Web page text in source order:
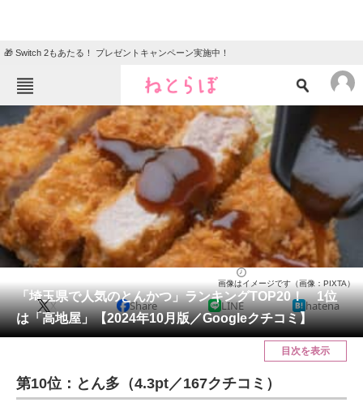
🎁 Switch 2もあたる！ プレゼントキャンペーン実施中！
ねとらぼメニュー
TOP ニュース
エンタメ クイズ
グルメ 地域
住まい 教育・育児
動物 リサーチ
会員記事
メディア
ITの今と未来を見通す
「埼玉県で人気のとんかつ」ランキングTOP20！ 1位
は「高地屋」【2024年10月版／Googleクチコミ】
画像はイメージです（画像：PIXTA）
X Share LINE hatena
目次を表示
第10位：とん多（4.3pt／167クチコミ）